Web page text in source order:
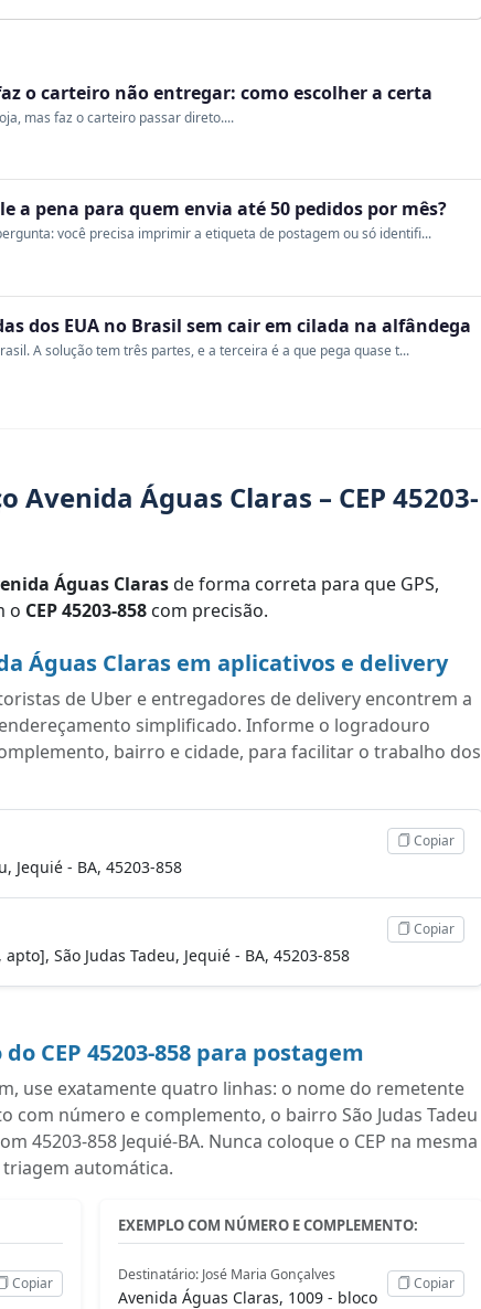
o carteiro não entregar: como escolher a certa
mas faz o carteiro passar direto....
a pena para quem envia até 50 pedidos por mês?
você precisa imprimir a etiqueta de postagem ou só identifi...
dos EUA no Brasil sem cair em cilada na alfândega
A solução tem três partes, e a terceira é a que pega quase t...
Avenida Águas Claras – CEP 45203-
Águas Clarasde forma correta para que GPS,
o CEP 45203-858 com precisão.
Águas Claras em aplicativos e delivery
de Uber e entregadores de delivery encontrem a
simplificado. Informe o logradouro
bairro e cidade, para facilitar o trabalho dos
Jequié - BA, 45203-858
Copiar
São Judas Tadeu, Jequié - BA, 45203-858
Copiar
CEP 45203-858 para postagem
use exatamente quatro linhas: o nome do remetente
com número e complemento, o bairro São Judas Tadeu
45203-858 Jequié-BA. Nunca coloque o CEP na mesma
automática.
Copiar
EXEMPLO COM NÚMERO E COMPLEMENTO:
Destinatário: José Maria Gonçalves
Avenida Águas Claras, 1009 - bloco
Copiar